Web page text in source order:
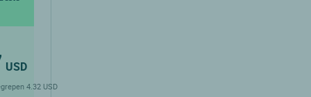
USD
4.32 USD